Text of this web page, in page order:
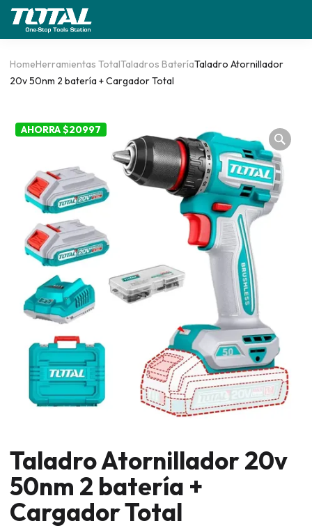
HomeHerramientas TotalTaladros BateríaTaladro Atornillador
20v 50nm 2 batería + Cargador Total
AHORRA $20997
Taladro Atornillador 20v
50nm 2 batería +
Cargador Total